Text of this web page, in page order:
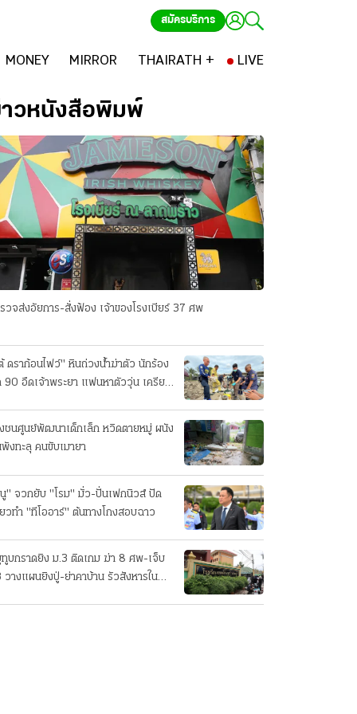
สมัครบริการ
MONEY MIRROR THAIRATH + LIVE
วหนังสือพิมพ์
วจส่งอัยการ-สั่งฟ้อง เจ้าของโรงเบียร์ 37 ศพ
ดราก้อนไฟว์" หินถ่วงน้ำฆ่าตัว นักร้อง
90 อืดเจ้าพระยา แฟนหาตัววุ่น เครียด
ชนศูนย์พัฒนาเด็กเล็ก หวิดตายหมู่ ผนัง
งทะลุ คนขับเมายา
" จวกยับ "โรม" มั่ว-ปั่นเฟกนิวส์ ปัด
วทํา "ทีโออาร์" ต้นทางโกงสอบฉาว
บกราดยิง ม.3 ติดเกม ฆ่า 8 ศพ-เจ็บ
วางแผนยิงปู่-ย่าคาบ้าน รัวสังหารใน